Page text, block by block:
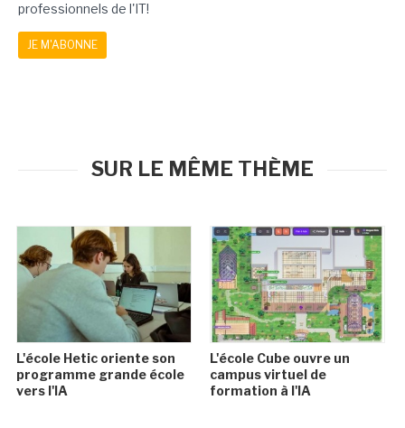
professionnels de l'IT!
JE M'ABONNE
SUR LE MÊME THÈME
L'école Hetic oriente son
programme grande école
vers l'IA
L'école Cube ouvre un
campus virtuel de
formation à l'IA